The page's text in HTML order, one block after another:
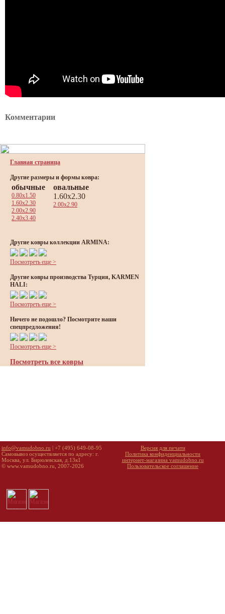
Комментарии
Главная страница
Другие размеры и формы ковра:
обычные
0.80x1.50
1.60x2.30
2.00x2.90
2.40x3.40
овальные
1.60x2.30
2.00x2.90
Другие ковры коллекции ARMINA:
Посмотреть еще >
Другие ковры производства Турция, KARMEN
HALI:
Посмотреть еще >
Ничего не подошло? Посмотрите наши
спецпредложения!
Посмотреть еще >
Посмотреть все ковры
info@vamudobno.ru | +7 (495) 649-08-95
Самовывоз осуществляется по адресу: г.
Москва, ул. Бирюлевская, д.13к1
© www.vamudobno.ru, 2007-2026
Версия для печати
Политика конфиденциальности
интернет-магазина vamudobno.ru
Пользовательское соглашение